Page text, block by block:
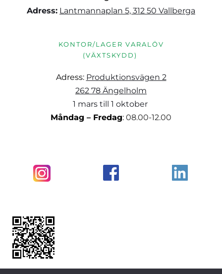
Adress: Lantmannaplan 5, 312 50 Vallberga
KONTOR/LAGER VARALÖV
(VÄXTSKYDD)
Adress: Produktionsvägen 2
262 78 Ängelholm
1 mars till 1 oktober
Måndag – Fredag: 08.00-12.00